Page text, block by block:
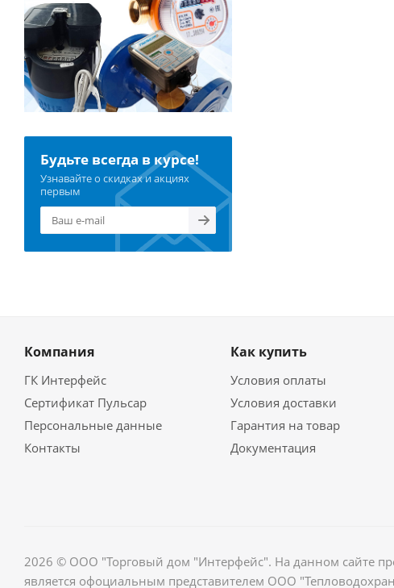
Будьте всегда в курсе!
Узнавайте о скидках и акциях
первым
Компания
ГК Интерфейс
Сертификат Пульсар
Персональные данные
Контакты
Как купить
Условия оплаты
Условия доставки
Гарантия на товар
Документация
2026 © ООО "Торговый дом "Интерфейс". На данном сайте
является офоциальным представителем ООО